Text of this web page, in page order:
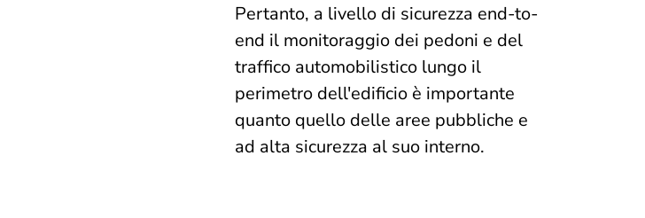
Pertanto, a livello di sicurezza end-to-
end il monitoraggio dei pedoni e del
traffico automobilistico lungo il
perimetro dell'edificio è importante
quanto quello delle aree pubbliche e
ad alta sicurezza al suo interno.